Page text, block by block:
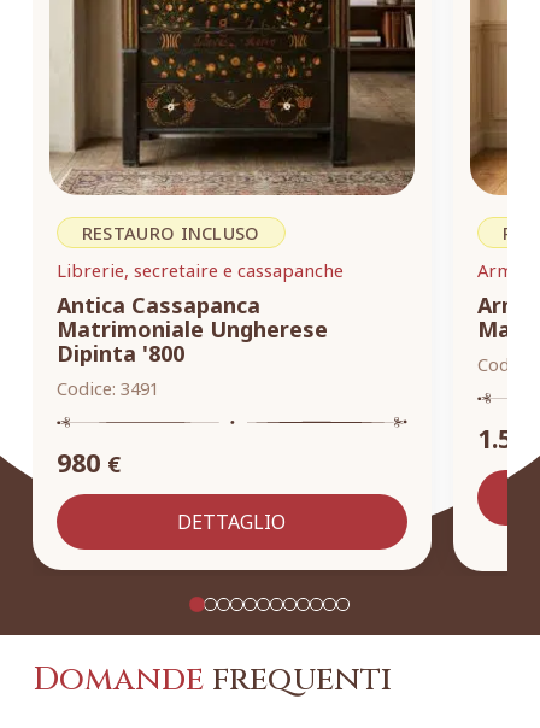
RESTAURO INCLUSO
Librerie, secretaire e cassapanche
Antica Cassapanca
Matrimoniale Ungherese
Dipinta '800
Codice: 3491
980 €
DETTAGLIO
Codice:
Domandefrequenti